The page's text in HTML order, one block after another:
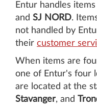
Entur handles
and SJ NORD.
not handled by
their customer
When items are
one of Entur's four
are located at the
Stavanger, and